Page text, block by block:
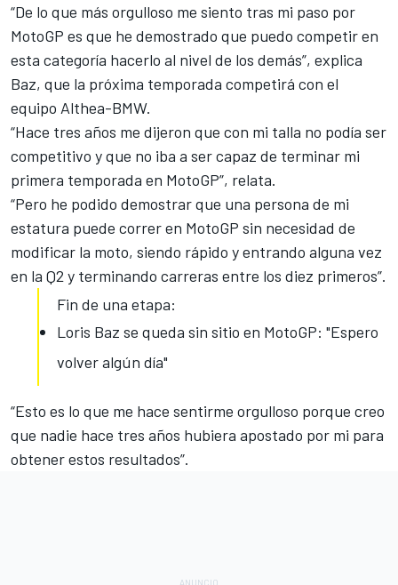
“De lo que más orgulloso me siento tras mi paso por
MotoGP es que he demostrado que puedo competir en
esta categoría hacerlo al nivel de los demás”, explica
Baz, que la próxima temporada competirá con el
equipo Althea-BMW.
“Hace tres años me dijeron que con mi talla no podía ser
competitivo y que no iba a ser capaz de terminar mi
primera temporada en MotoGP”, relata.
“Pero he podido demostrar que una persona de mi
estatura puede correr en MotoGP sin necesidad de
modificar la moto, siendo rápido y entrando alguna vez
en la Q2 y terminando carreras entre los diez primeros”.
Fin de una etapa:
Loris Baz se queda sin sitio en MotoGP: "Espero
volver algún día"
“Esto es lo que me hace sentirme orgulloso porque creo
que nadie hace tres años hubiera apostado por mi para
obtener estos resultados”.